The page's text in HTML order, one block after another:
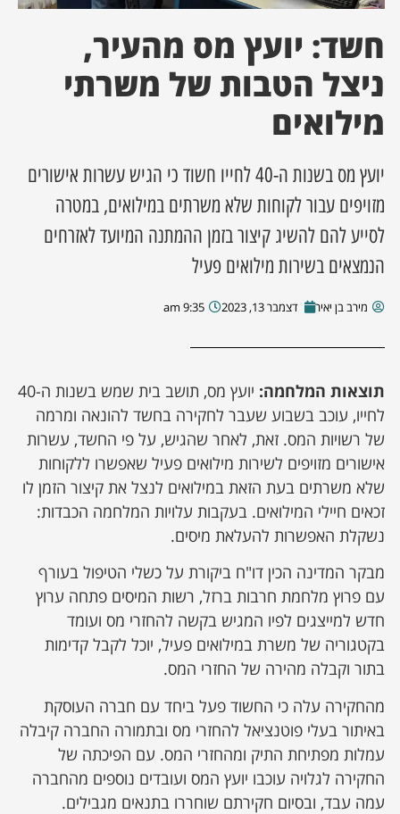
מסע מלחמה
השבוע
מקומית
עסקים
חשד: יועץ מס מהעיר,
ניצל הטבות של משרתי
מילואים
יועץ מס בשנות ה-40 לחייו חשוד כי הגיש עשרות אישורים
מזויפים עבור לקוחות שלא משרתים במילואים, במטרה
לסייע להם להשיג קיצור בזמן ההמתנה המיועד לאזרחים
הנמצאים בשירות מילואים פעיל
מירב בן יאיר דצמבר 13, 2023 9:35 am
תוצאות המלחמה:
יועץ מס, תושב בית שמש בשנות ה-40
לחייו, עוכב בשבוע שעבר לחקירה בחשד להונאה ומרמה
של רשויות המס. זאת, לאחר שהגיש, על פי החשד, עשרות
אישורים מזויפים לשירות מילואים פעיל שאפשרו ללקוחות
שלא משרתים בעת הזאת במילואים לנצל את קיצור הזמן לו
זכאים חיילי המילואים. בעקבות עלויות המלחמה הכבדות:
נשקלת האפשרות להעלאת מיסים.
מבקר המדינה הכין דו"ח ביקורת על כשלי הטיפול בעורף
עם פרוץ מלחמת חרבות ברזל, רשות המיסים פתחה ערוץ
חדש למייצגים לפיו המגיש בקשה להחזרי מס ועומד
בקטגוריה של משרת במילואים פעיל, יוכל לקבל קדימות
בתור וקבלה מהירה של החזרי המס.
מהחקירה עלה כי החשוד פעל ביחד עם חברה העוסקת
באיתור בעלי פוטנציאל להחזרי מס ובתמורה החברה קיבלה
עמלות מפתיחת התיק ומהחזרי המס. עם הפיכתה של
החקירה לגלויה עוכבו יועץ המס ועובדים נוספים מהחברה
עמה עבד, ובסיום חקירתם שוחררו בתנאים מגבילים.